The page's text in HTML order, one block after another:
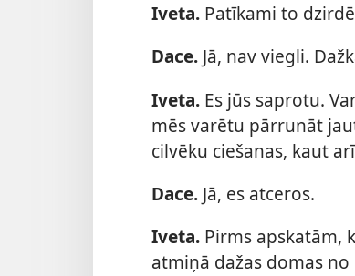
Iveta. Patīkami to
Dace. Jā, nav viegli.
Iveta. Es jūs saprotu.
mēs varētu pārrunāt
cilvēku ciešanas, kaut
Dace. Jā, es atceros.
Iveta. Pirms apskatām,
atmiņā dažas domas